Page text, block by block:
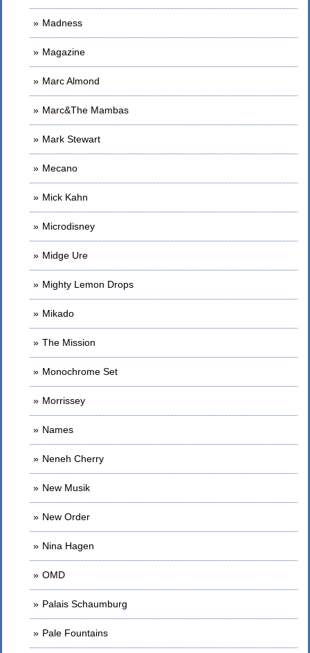
Madness
Magazine
Marc Almond
Marc&The Mambas
Mark Stewart
Mecano
Mick Kahn
Microdisney
Midge Ure
Mighty Lemon Drops
Mikado
The Mission
Monochrome Set
Morrissey
Names
Neneh Cherry
New Musik
New Order
Nina Hagen
OMD
Palais Schaumburg
Pale Fountains